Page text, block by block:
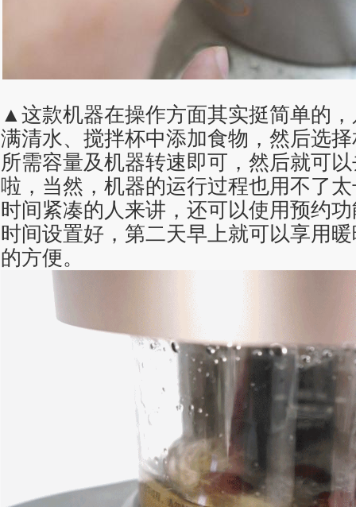
▲这款机器在操作方面其实挺简单的
满清水、搅拌杯中添加食物，然后选
所需容量及机器转速即可，然后就可
啦，当然，机器的运行过程也用不了
时间紧凑的人来讲，还可以使用预约
时间设置好，第二天早上就可以享用
的方便。